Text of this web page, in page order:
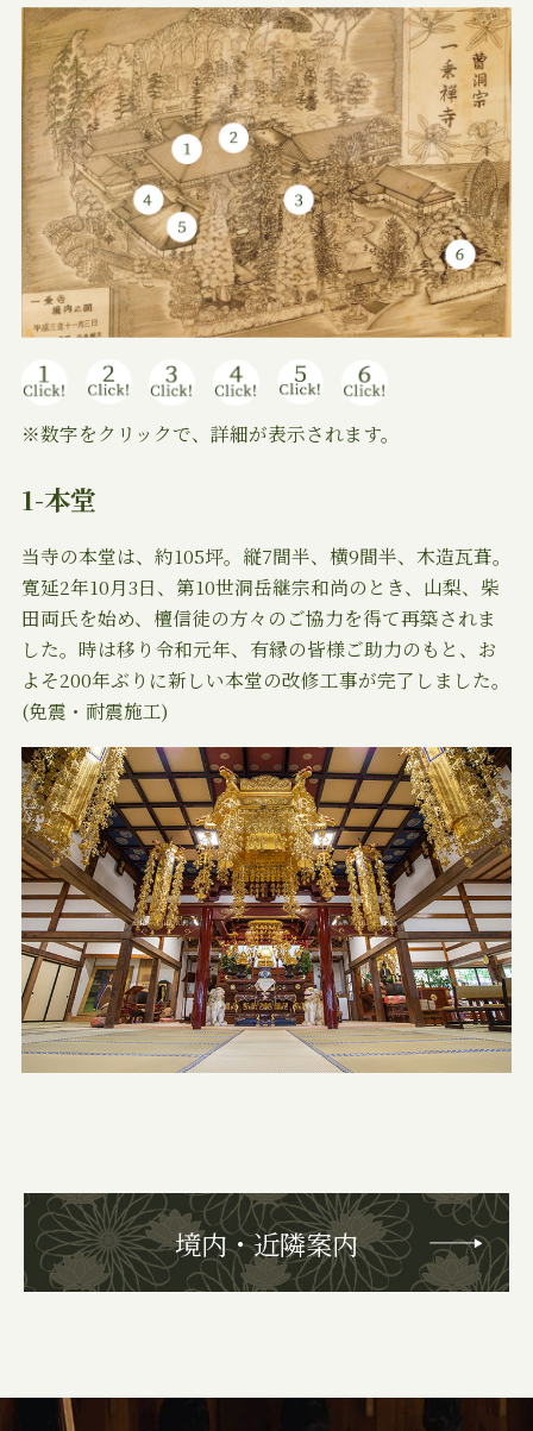
1-本堂
当寺の本堂は、約105坪。縦7間半、横9間半、木造瓦葺。
寛延2年10月3日、第10世洞岳継宗和尚のとき、山梨、柴
田両氏を始め、檀信徒の方々のご協力を得て再築されま
した。時は移り令和元年、有縁の皆様ご助力のもと、お
よそ200年ぶりに新しい本堂の改修工事が完了しました。
(免震・耐震施工)
※数字をクリックで、詳細が表示されます。
境内・近隣案内